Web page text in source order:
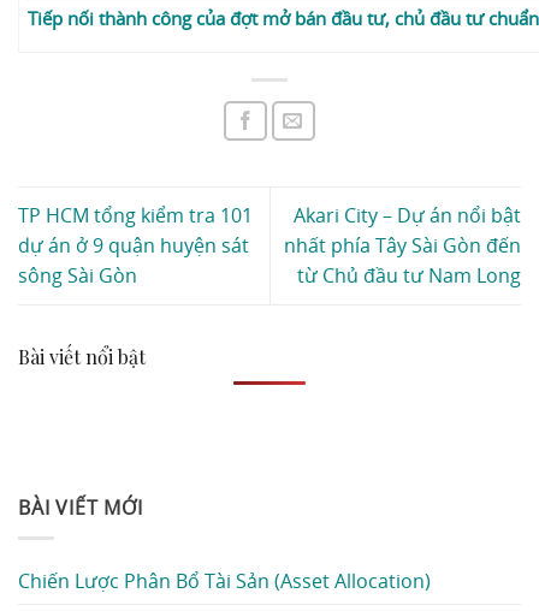
Tiếp nối thành công của đợt mở bán đầu tư, chủ đầu tư
TP HCM tổng kiểm tra 101
dự án ở 9 quận huyện sát
sông Sài Gòn
Akari City – Dự án nổi bật
nhất phía Tây Sài Gòn đến
từ Chủ đầu tư Nam Long
Bài viết nổi bật
BÀI VIẾT MỚI
Chiến Lược Phân Bổ Tài Sản (Asset Allocation)